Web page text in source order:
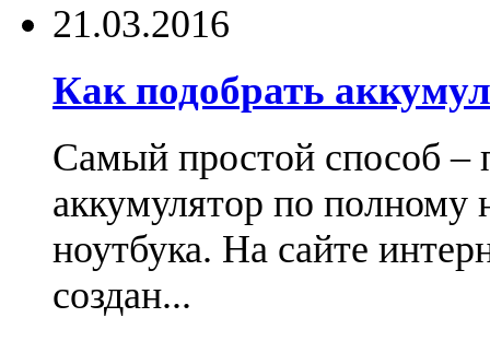
21.03.2016
Как подобрать
Самый простой способ –
аккумулятор по
ноутбука. На сайте
создан...